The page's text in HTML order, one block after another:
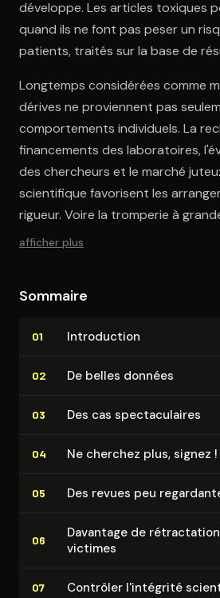
développe. Les articles toxiques
quand ils ne font pas peser un
patients, traités sur la base de
Longtemps considérées comme
dérives ne proviennent pas
comportements individuels. La
financements des laboratoires,
des chercheurs et le marché
scientifique favorisent les
rigueur. Voire la tromperie à
afficher plus
Sommaire
01 In­tro­duc­tion
02 De belles données
03 Des cas spec­ta­cu­laires
04 Ne cherchez plus, signez !
05 Des revues peu
06
Davantage de
victimes
07 Contrôler l'intégrité